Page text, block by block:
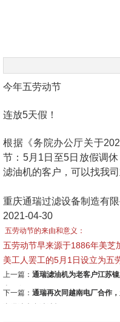
今年五劳动节
连放5天假！
根据《务院办公厅关于
节：5月1日至5日放假调
滤油机的客户，可以找我
重庆通瑞过滤设备制造有
2021-04-30
五劳动节的来由和意义：
五劳动节早来源于1886年美芝
美工人罢工的5月1日设立为五
上一篇： 通瑞滤油机为老客户江苏
出口备用
下一篇： 通瑞再次同越南电厂合作